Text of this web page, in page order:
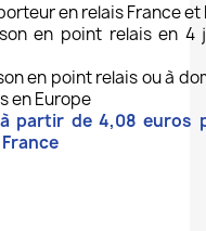
en relais France et
en point relais en 4
en point relais ou à
en Europe
partir de 4,08 euros